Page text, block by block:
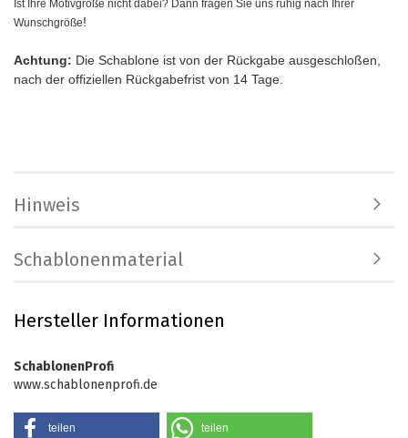
Ist Ihre Motivgröße nicht dabei? Dann fragen Sie uns ruhig nach Ihrer
Wunschgröße!
Achtung: Die Schablone ist von der Rückgabe ausgeschloßen,
nach der offiziellen Rückgabefrist von 14 Tage.
Hinweis
Schablonenmaterial
Hersteller Informationen
SchablonenProfi
www.schablonenprofi.de
teilen teilen